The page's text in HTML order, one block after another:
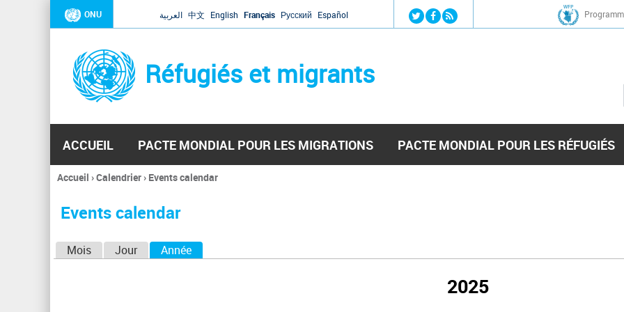
Jump to navigation
ONU العربية 中文 English Français Русский Español
Réfugiés et migrants
ACCUEIL PACTE MONDIAL POUR LES MIGRATIONS PACTE MONDIAL POUR LES RÉFUGIÉS
Vous
ici
Accueil ›Calendrier› Events calendar
Events calendar
Mois Jour Année
2025